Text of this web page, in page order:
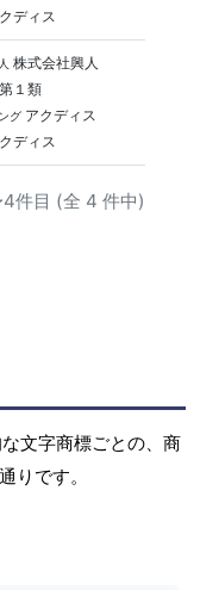
ディス
株式会社興人
１類
グアクディス
ディス
4件目 (全 4 件中)
文字商標ごとの、商
りです。